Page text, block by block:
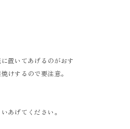
置いてあげるのがおす
けするので要注意。
あげてください。